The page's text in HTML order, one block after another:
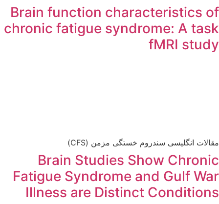
Brain function characteristics of
chronic fatigue syndrome: A task
fMRI study
مقالات انگلیسی سندروم خستگی مزمن (CFS)
Brain Studies Show Chronic
Fatigue Syndrome and Gulf War
Illness are Distinct Conditions